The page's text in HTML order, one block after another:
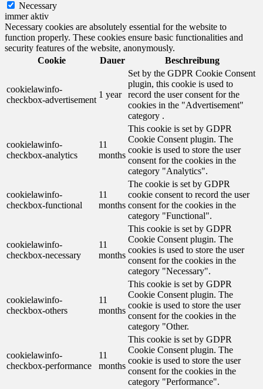
Necessary
immer aktiv
Necessary cookies are absolutely essential for the website to
function properly. These cookies ensure basic functionalities and
security features of the website, anonymously.
Cookie
Dauer Beschreibung
cookielawinfo-
checkbox-advertisement
1 year
Set by the GDPR Cookie Consent
plugin, this cookie is used to
record the user consent for the
cookies in the "Advertisement"
category .
cookielawinfo-
checkbox-analytics
11
months
This cookie is set by GDPR
Cookie Consent plugin. The
cookie is used to store the user
consent for the cookies in the
category "Analytics".
cookielawinfo-
checkbox-functional
11
months
The cookie is set by GDPR
cookie consent to record the user
consent for the cookies in the
category "Functional".
cookielawinfo-
checkbox-necessary
11
months
This cookie is set by GDPR
Cookie Consent plugin. The
cookies is used to store the user
consent for the cookies in the
category "Necessary".
cookielawinfo-
checkbox-others
11
months
This cookie is set by GDPR
Cookie Consent plugin. The
cookie is used to store the user
consent for the cookies in the
category "Other.
cookielawinfo-
checkbox-performance
11
months
This cookie is set by GDPR
Cookie Consent plugin. The
cookie is used to store the user
consent for the cookies in the
category "Performance".